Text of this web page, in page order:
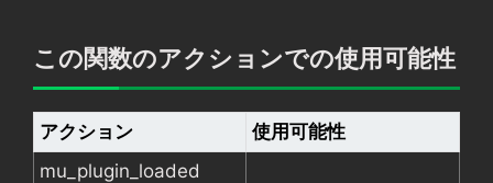
この関数のアクションでの使用可能性
アクション
使用可能性
mu_plugin_loaded